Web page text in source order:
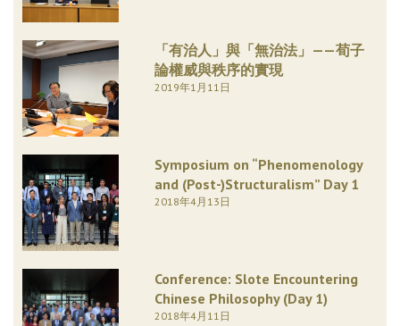
「有治人」與「無治法」——荀子
論權威與秩序的實現
2019年1月11日
Symposium on “Phenomenology
and (Post-)Structuralism” Day 1
2018年4月13日
Conference: Slote Encountering
Chinese Philosophy (Day 1)
2018年4月11日